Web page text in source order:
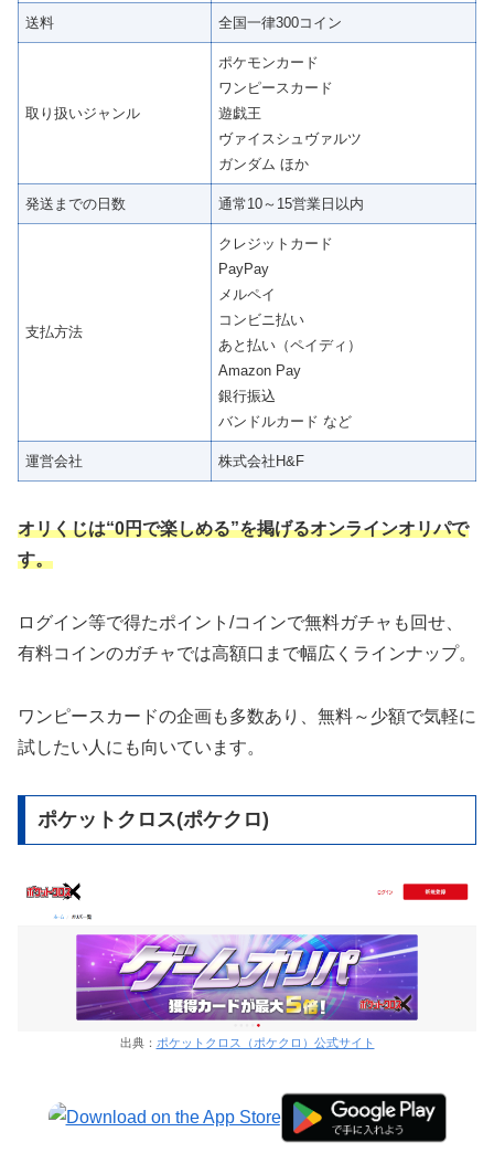
送料 全国一律300コイン
取り扱いジャンル
ポケモンカード
ワンピースカード
遊戯王
ヴァイスシュヴァルツ
ガンダム ほか
発送までの日数 通常10～15営業日以内
支払方法
クレジットカード
PayPay
メルペイ
コンビニ払い
あと払い（ペイディ）
Amazon Pay
銀行振込
バンドルカード など
運営会社 株式会社H&F
オリくじは“0円で楽しめる”を掲げるオンラインオリパで
す。
ログイン等で得たポイント/コインで無料ガチャも回せ、
有料コインのガチャでは高額口まで幅広くラインナップ。
ワンピースカードの企画も多数あり、無料～少額で気軽に
試したい人にも向いています。
ポケットクロス(ポケクロ)
出典： ポケットクロス（ポケクロ）公式サイト